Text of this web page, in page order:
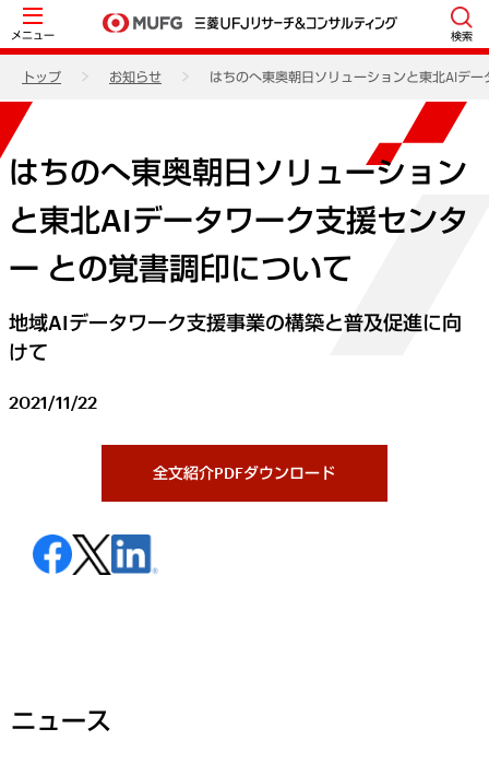
メニュー 検索
トップ お知らせ はちのへ東奥朝日ソリューションと東北AIデ
はちのへ東奥朝日ソリューション
と東北AIデータワーク支援センタ
ー との覚書調印について
地域AIデータワーク支援事業の構築と普及促進に向
けて
2021/11/22
全文紹介PDFダウンロード
ニュース